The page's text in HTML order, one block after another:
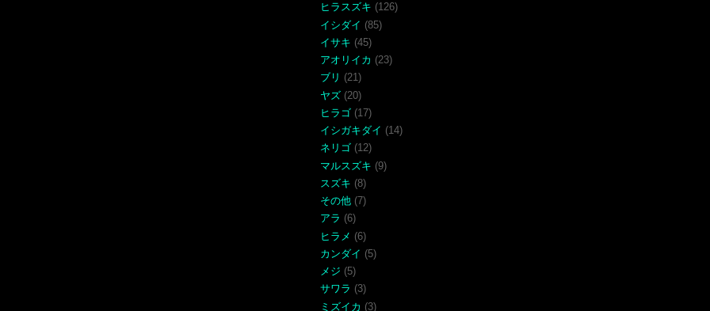
ヒラスズキ (126)
イシダイ (85)
イサキ (45)
アオリイカ (23)
ブリ (21)
ヤズ (20)
ヒラゴ (17)
イシガキダイ (14)
ネリゴ (12)
マルスズキ (9)
スズキ (8)
その他 (7)
アラ (6)
ヒラメ (6)
カンダイ (5)
メジ (5)
サワラ (3)
ミズイカ (3)